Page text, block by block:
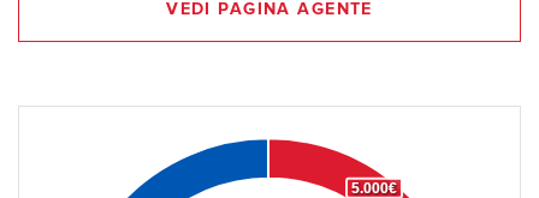
VEDI PAGINA AGENTE
5.000€